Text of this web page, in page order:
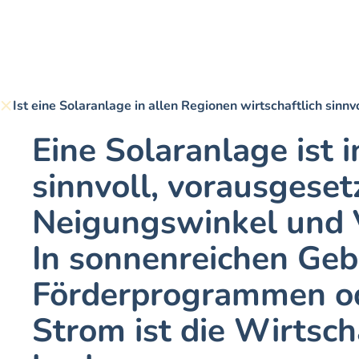
Ist eine Solaranlage in allen Regionen wirtschaftlich
Eine Solaranlage ist
sinnvoll,
Neigungswinkel
In sonnenreichen
Förderprogrammen
Strom ist die